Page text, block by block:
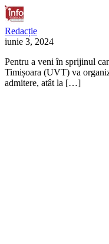
Redacție
iunie 3, 2024
Pentru a veni în sprijinul
Timișoara (UVT) va
admitere, atât la […]